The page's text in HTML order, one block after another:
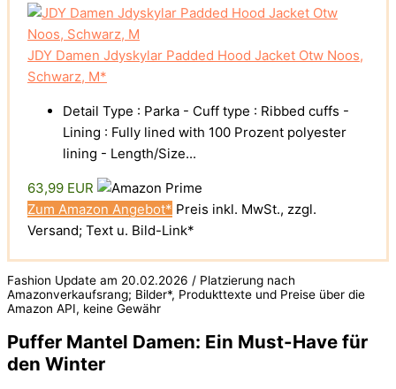
JDY Damen Jdyskylar Padded Hood Jacket Otw Noos,
Schwarz, M*
Detail Type : Parka - Cuff type : Ribbed cuffs -
Lining : Fully lined with 100 Prozent polyester
lining - Length/Size...
63,99 EUR
Zum Amazon Angebot* Preis inkl. MwSt., zzgl.
Versand; Text u. Bild-Link*
Fashion Update am 20.02.2026 / Platzierung nach
Amazonverkaufsrang; Bilder*, Produkttexte und Preise über die
Amazon API, keine Gewähr
Puffer Mantel Damen: Ein Must-Have für
den Winter